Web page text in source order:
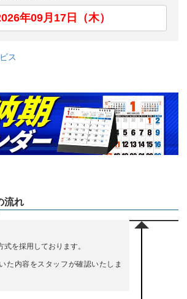
年09月17日（木）
ス
流れ
式を採用しております。
た内容をスタッフが確認いたしま